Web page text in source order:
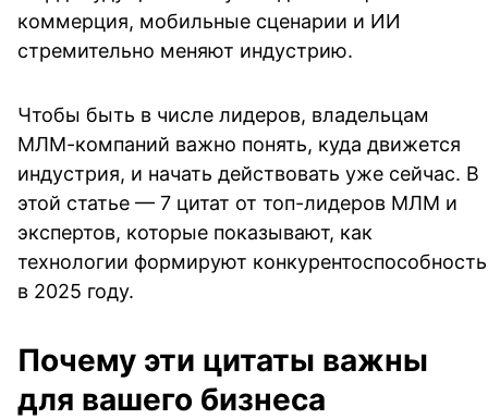
коммерция, мобильные сценарии и ИИ
стремительно меняют индустрию.
Чтобы быть в числе лидеров, владельцам
МЛМ-компаний важно понять, куда движется
индустрия, и начать действовать уже сейчас. В
этой статье — 7 цитат от топ-лидеров МЛМ и
экспертов, которые показывают, как
технологии формируют конкурентоспособность
в 2025 году.
Почему эти цитаты важны
для вашего бизнеса